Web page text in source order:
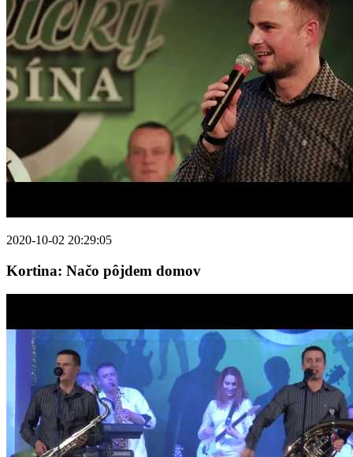
2020-10-02 20:29:05
Kortina: Načo pôjdem domov